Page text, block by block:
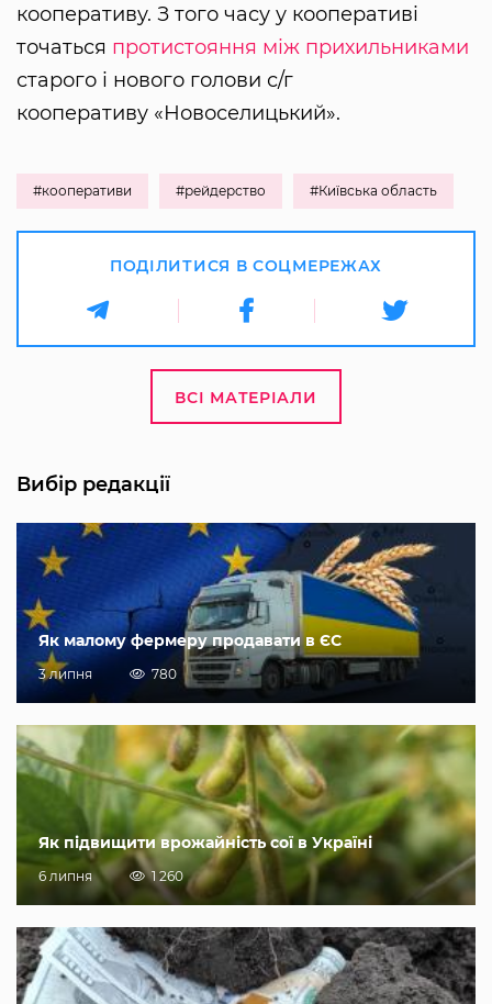
кооперативу. З того часу у кооперативі
точаться протистояння між прихильниками
старого і нового голови с/г
кооперативу «Новоселицький».
#кооперативи #рейдерство #Київська область
ПОДІЛИТИСЯ В СОЦМЕРЕЖАХ
ВСІ МАТЕРІАЛИ
Вибір редакції
Як малому фермеру продавати в ЄС
3 липня 780
Як підвищити врожайність сої в Україні
6 липня 1 260